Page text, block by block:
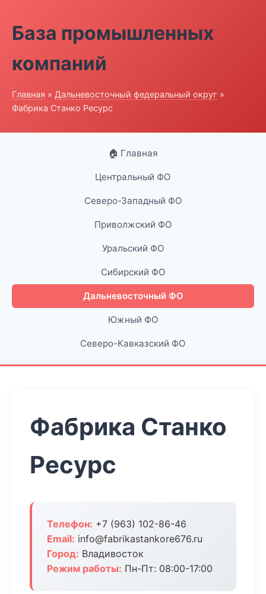
База промышленных
компаний
Главная » Дальневосточный федеральный округ »
Фабрика Станко Ресурс
🏠 Главная
Центральный ФО
Северо-Западный ФО
Приволжский ФО
Уральский ФО
Сибирский ФО
Дальневосточный ФО
Южный ФО
Северо-Кавказский ФО
Фабрика Станко
Ресурс
Телефон: +7 (963) 102-86-46
Email: info@fabrikastankore676.ru
Город: Владивосток
Режим работы: Пн-Пт: 08:00-17:00